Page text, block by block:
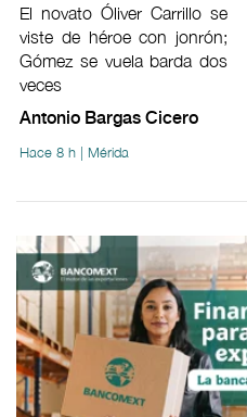
El novato Óliver Carrillo se
viste de héroe con jonrón;
Gómez se vuela barda dos
veces
Antonio Bargas Cicero
Hace 8 h | Mérida